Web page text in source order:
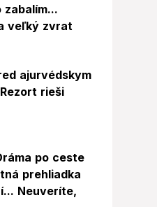
zabalím...
veľký zvrat
ajurvédskym
rieši
po ceste
prehliadka
Neuveríte,